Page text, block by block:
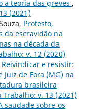
a teoria das greves ,
(2021)
Protesto,
da escravidão na
na década da
v. 12 (2020)
Reivindicar e resistir:
de Fora (MG) na
brasileira
v. 13 (2021)
saudade sobre os